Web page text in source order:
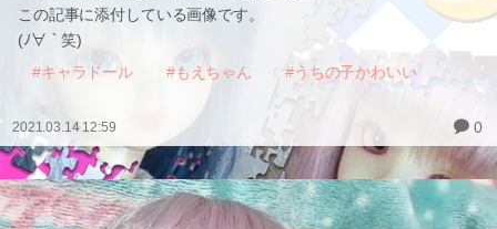
この記事に添付している画像です。
(ﾉ∀｀笑)
#キャラドール
#もえちゃん #うちの子かわいい
2021.03.14 12:59 0